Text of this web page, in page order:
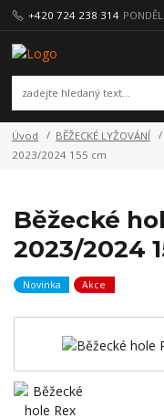
+420 724 238 314
Úvod BĚŽECKÉ LYŽOVÁNÍ
2023/2024 155 cm
Běžecké
2023/2024
Novinka Akce